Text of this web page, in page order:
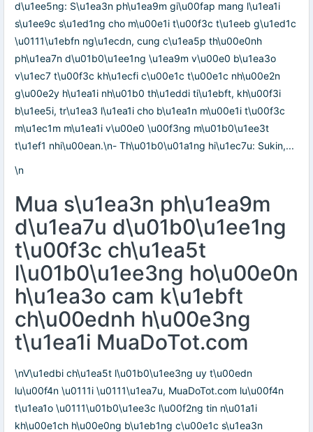
d\u1ee5ng: S\u1ea3n ph\u1ea9m gi\u00fap mang l\u1ea1i
s\u1ee9c s\u1ed1ng cho m\u00e1i t\u00f3c t\u1eeb g\u1ed1c
\u0111\u1ebfn ng\u1ecdn, cung c\u1ea5p th\u00e0nh
ph\u1ea7n d\u01b0\u1ee1ng \u1ea9m v\u00e0 b\u1ea3o
v\u1ec7 t\u00f3c kh\u1ecfi c\u00e1c t\u00e1c nh\u00e2n
g\u00e2y h\u1ea1i nh\u01b0 th\u1eddi ti\u1ebft, kh\u00f3i
b\u1ee5i, tr\u1ea3 l\u1ea1i cho b\u1ea1n m\u00e1i t\u00f3c
m\u1ec1m m\u1ea1i v\u00e0 \u00f3ng m\u01b0\u1ee3t
t\u1ef1 nhi\u00ean.\n- Th\u01b0\u01a1ng hi\u1ec7u: Sukin,...
\n
Mua s\u1ea3n ph\u1ea9m
d\u1ea7u d\u01b0\u1ee1ng
t\u00f3c ch\u1ea5t
l\u01b0\u1ee3ng ho\u00e0n
h\u1ea3o cam k\u1ebft
ch\u00ednh h\u00e3ng
t\u1ea1i MuaDoTot.com
\nV\u1edbi ch\u1ea5t l\u01b0\u1ee3ng uy t\u00edn
lu\u00f4n \u0111i \u0111\u1ea7u, MuaDoTot.com lu\u00f4n
t\u1ea1o \u0111\u01b0\u1ee3c l\u00f2ng tin n\u01a1i
kh\u00e1ch h\u00e0ng b\u1eb1ng c\u00e1c s\u1ea3n